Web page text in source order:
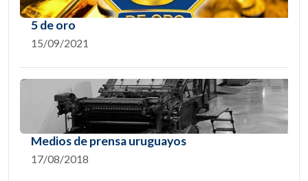
5 de oro
15/09/2021
Medios de prensa uruguayos
17/08/2018